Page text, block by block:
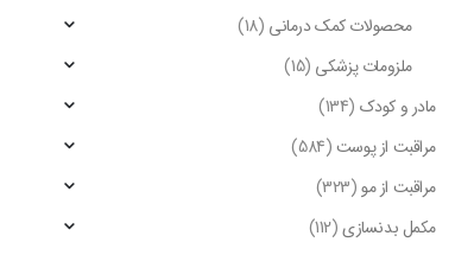
محصولات کمک درمانی (18)
ملزومات پزشکی (15)
مادر و کودک (134)
مراقبت از پوست(584)
مراقبت از مو(323)
مکمل بدنسازی(112)